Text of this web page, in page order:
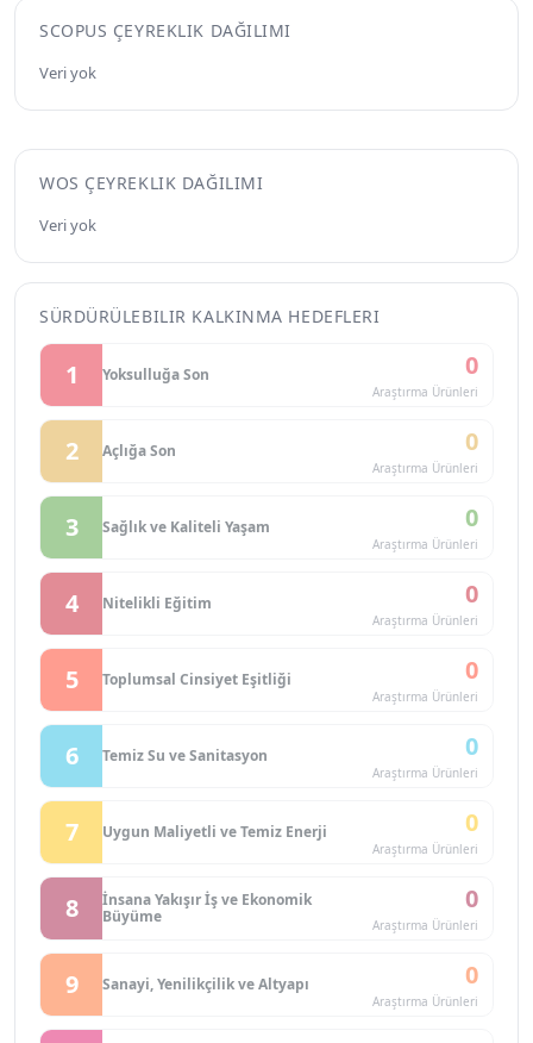
SCOPUS ÇEYREKLIK DAĞILIMI
Veri yok
WOS ÇEYREKLIK DAĞILIMI
Veri yok
SÜRDÜRÜLEBILIR KALKINMA HEDEFLERI
1 Yoksulluğa Son 0
Araştırma Ürünleri
2 Açlığa Son 0
Araştırma Ürünleri
3 Sağlık ve Kaliteli Yaşam 0
Araştırma Ürünleri
4 Nitelikli Eğitim 0
Araştırma Ürünleri
5 Toplumsal Cinsiyet Eşitliği 0
Araştırma Ürünleri
6 Temiz Su ve Sanitasyon 0
Araştırma Ürünleri
7 Uygun Maliyetli ve Temiz Enerji 0
Araştırma Ürünleri
8
İnsana Yakışır İş ve Ekonomik
Büyüme
0
Araştırma Ürünleri
9 Sanayi, Yenilikçilik ve Altyapı 0
Araştırma Ürünleri